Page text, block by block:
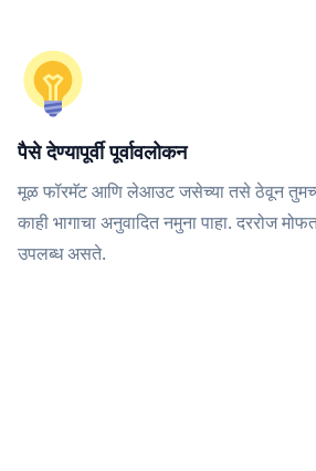
पैसे देण्यापूर्वी पूर्वावलोकन
मूळ फॉरमॅट आणि लेआउट जसेच्या तसे ठेवून
काही भागाचा अनुवादित नमुना पाहा. दररोज
उपलब्ध असते.